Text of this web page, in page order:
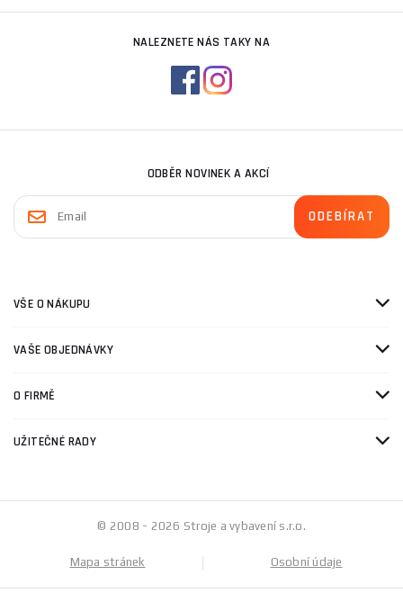
NALEZNETE NÁS TAKY NA
ODBĚR NOVINEK A AKCÍ
VŠE O NÁKUPU
VAŠE OBJEDNÁVKY
O FIRMĚ
UŽITEČNÉ RADY
© 2008 - 2026 Stroje a vybavení s.r.o.
Mapa stránek Osobní údaje